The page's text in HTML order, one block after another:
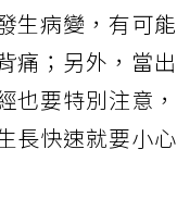
生病變，有可能
痛；另外，當出
也要特別注意，
長快速就要小心